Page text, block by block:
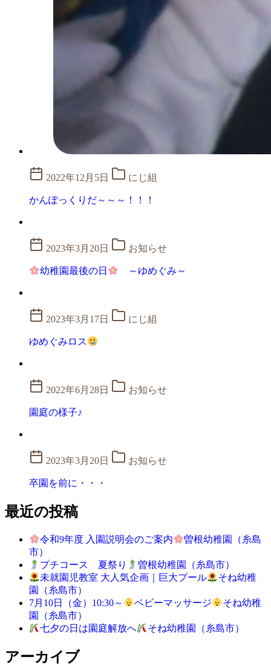
2022年12月5日 にじ組
かんぽっくりだ～～～！！！
2023年3月20日 お知らせ
幼稚園最後の日 ～ゆめぐみ～
2023年3月17日 にじ組
ゆめぐみロス
2022年6月28日 お知らせ
園庭の様子♪
2023年3月20日 お知らせ
卒園を前に・・・
最近の投稿
令和9年度 入園説明会のご案内
曽根幼稚園（糸島
市）
プチコース 夏祭り
曽根幼稚園（糸島市）
未就園児教室 大人気企画｜巨大プール
そね幼稚
園（糸島市）
7月10日（金）10:30～
ベビーマッサージ
そね幼稚
園（糸島市）
七夕の日は園庭解放へ
そね幼稚園（糸島市）
アーカイブ